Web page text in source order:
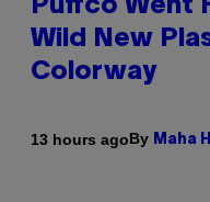
Puffco Went
Wild New
Colorway
13 hours agoBy Maha